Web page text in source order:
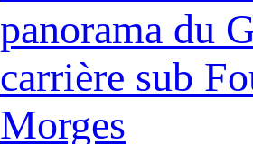
panorama du
carrière sub
Morges